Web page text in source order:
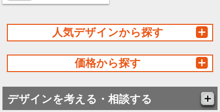
人気デザインから探す
価格から探す
デザインを考える・相談する